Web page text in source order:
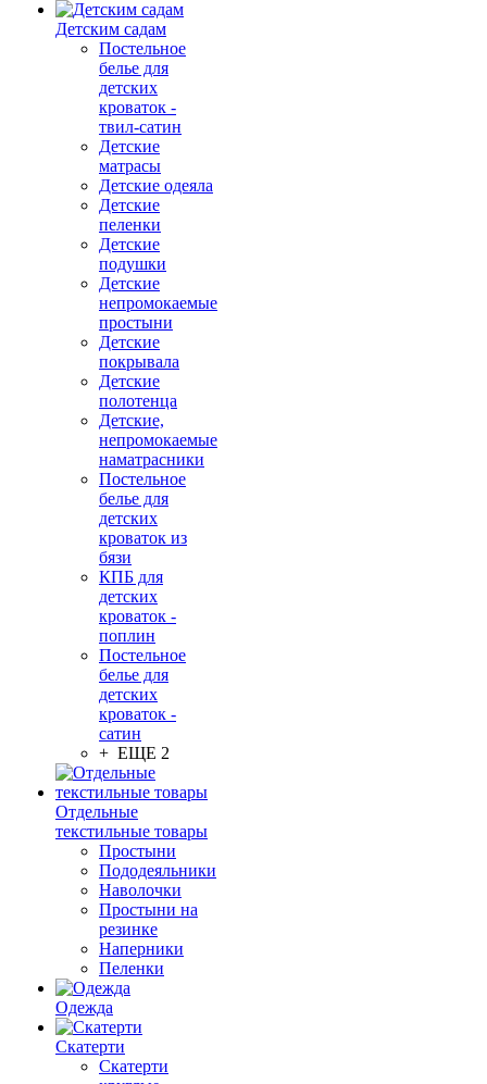
Детским садам
Постельное
белье для
детских
кроваток -
твил-сатин
Детские
матрасы
Детские одеяла
Детские
пеленки
Детские
подушки
Детские
непромокаемые
простыни
Детские
покрывала
Детские
полотенца
Детские,
непромокаемые
наматрасники
Постельное
белье для
детских
кроваток из
бязи
КПБ для
детских
кроваток -
поплин
Постельное
белье для
детских
кроваток -
сатин
+ ЕЩЕ 2
Отдельные
текстильные товары
Простыни
Пододеяльники
Наволочки
Простыни на
резинке
Наперники
Пеленки
Одежда
Скатерти
Скатерти